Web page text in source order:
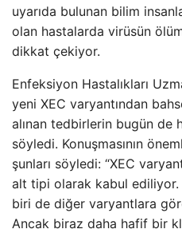
uyarıda bulunan bilim
olan hastalarda virüsün
dikkat çekiyor.
Enfeksiyon Hastalıkları
yeni XEC varyantından
alınan tedbirlerin bugün de
söyledi. Konuşmasının
şunları söyledi: “XEC
alt tipi olarak kabul
biri de diğer varyantlara
Ancak biraz daha hafif bir